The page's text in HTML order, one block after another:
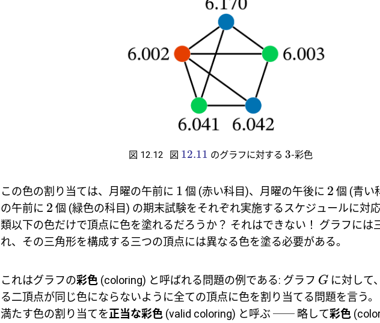
図 12.12 図 12.11 のグラフに対する 3-彩色
この色の割り当ては、月曜の午前に 1 個 (赤い科目)、月曜の午後に 2 個 (青い
の午前に 2 個 (緑色の科目) の期末試験をそれぞれ実施するスケジュールに対応
類以下の色だけで頂点に色を塗れるだろうか？ それはできない！ グラフには
れ、その三角形を構成する三つの頂点には異なる色を塗る必要がある。
これはグラフの彩色(coloring) と呼ばれる問題の例である: グラフ Gに対して
る二頂点が同じ色にならないように全ての頂点に色を割り当てる問題を言う
満たす色の割り当てを正当な彩色(valid coloring) と呼ぶ ── 略して彩色